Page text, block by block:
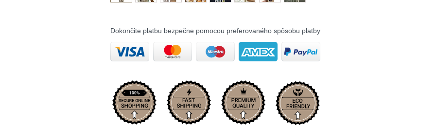
Dokončite platbu bezpečne pomocou preferovaného spôsobu platby